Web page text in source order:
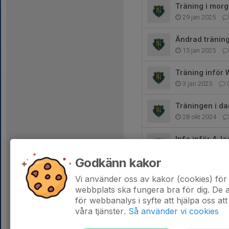
Träning i
29 jan 2025
Ändrad
15 jan 2025
Träning inför
3 jan 2025
Träningen i
28 okt 2024
Info inför A-
6 okt 2024
Godkänn kakor
Vi använder oss av kakor (cookies)
webbplats ska fungera bra för dig. De
för webbanalys i syfte att hjälpa oss
våra tjänster. Så använder vi cookies